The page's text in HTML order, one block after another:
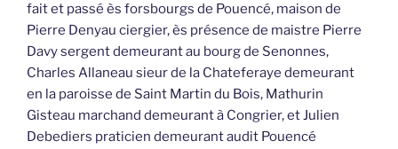
fait et passé ès forsbourgs de Pouencé, maison de
Pierre Denyau ciergier, ès présence de maistre Pierre
Davy sergent demeurant au bourg de Senonnes,
Charles Allaneau sieur de la Chateferaye demeurant
en la paroisse de Saint Martin du Bois, Mathurin
Gisteau marchand demeurant à Congrier, et Julien
Debediers praticien demeurant audit Pouencé